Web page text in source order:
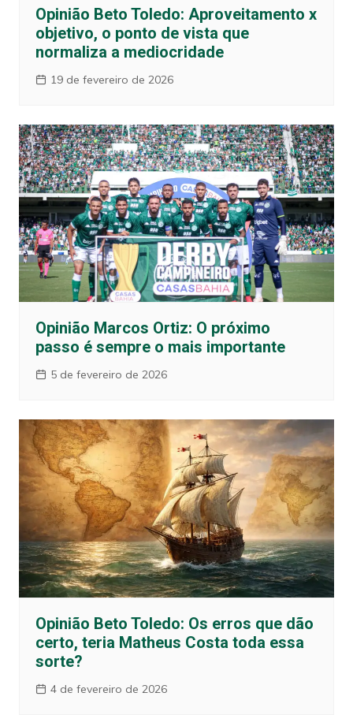
Opinião Beto Toledo: Aproveitamento x
objetivo, o ponto de vista que
normaliza a mediocridade
19 de fevereiro de 2026
Opinião Marcos Ortiz: O próximo
passo é sempre o mais importante
5 de fevereiro de 2026
Opinião Beto Toledo: Os erros que dão
certo, teria Matheus Costa toda essa
sorte?
4 de fevereiro de 2026